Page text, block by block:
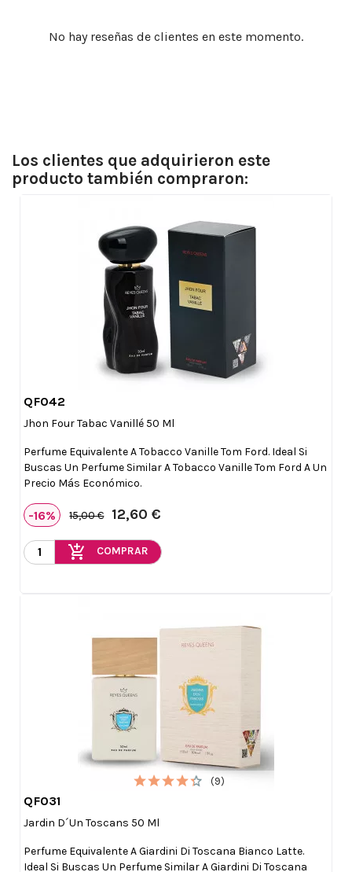
No hay reseñas de clientes en este momento.
Los clientes que adquirieron este
producto también compraron:
QF042
Jhon Four Tabac Vanillé 50 Ml
Perfume Equivalente A Tobacco Vanille Tom Ford. Ideal Si
Buscas Un Perfume Similar A Tobacco Vanille Tom Ford A Un
Precio Más Económico.
-16% 15,00 € 12,60 €
add_shopping_cart COMPRAR
QF031
Jardin D´un Toscans 50 Ml
Perfume Equivalente A Giardini Di Toscana Bianco Latte.
Ideal Si Buscas Un Perfume Similar A Giardini Di Toscana
(9)